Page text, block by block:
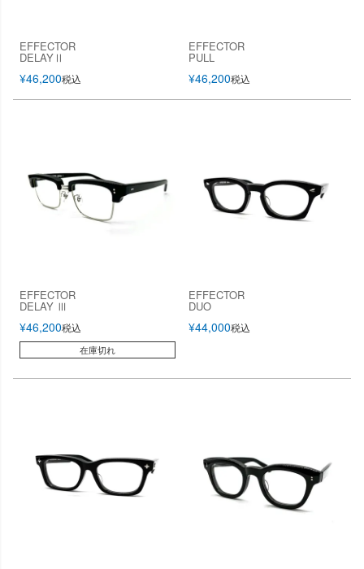
EFFECTOR
DELAYⅡ
¥46,200税込
EFFECTOR
PULL
¥46,200税込
EFFECTOR
DELAY Ⅲ
¥46,200税込
在庫切れ
EFFECTOR
DUO
¥44,000税込